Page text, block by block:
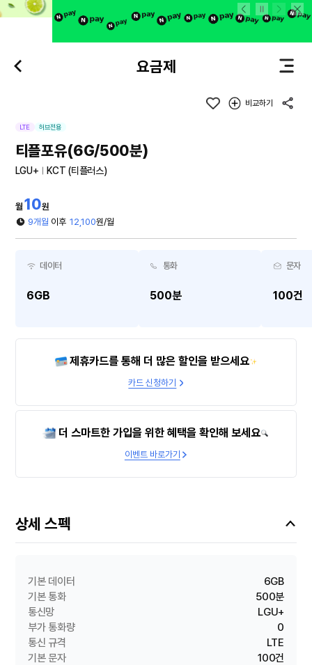
본문 바로가기
요금제
LTE 허브전용
티플포유(6G/500분)
LGU+ KCT (티플러스)
비교하기
월 10원
9개월 이후 12,100원/월
데이터
6GB
통화
500분
문자
100건
제휴카드를 통해 더 많은 할인을 받으세요
카드 신청하기
더 스마트한 가입을 위한 혜택을 확인해 보세요
이벤트 바로가기
상세 스펙
기본 데이터
6GB
기본 통화
500분
통신망
LGU+
부가 통화량
0
통신 규격
LTE
기본 문자
100건